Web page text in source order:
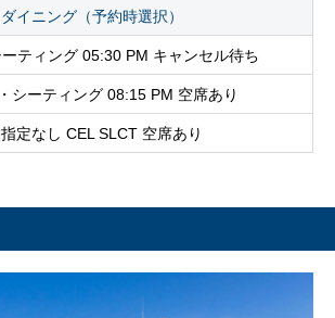
ダイニング（予約時選択）
ーティング 05:30 PM キャンセル待ち
シーティング 08:15 PM 空席あり
定なし CEL SLCT 空席あり